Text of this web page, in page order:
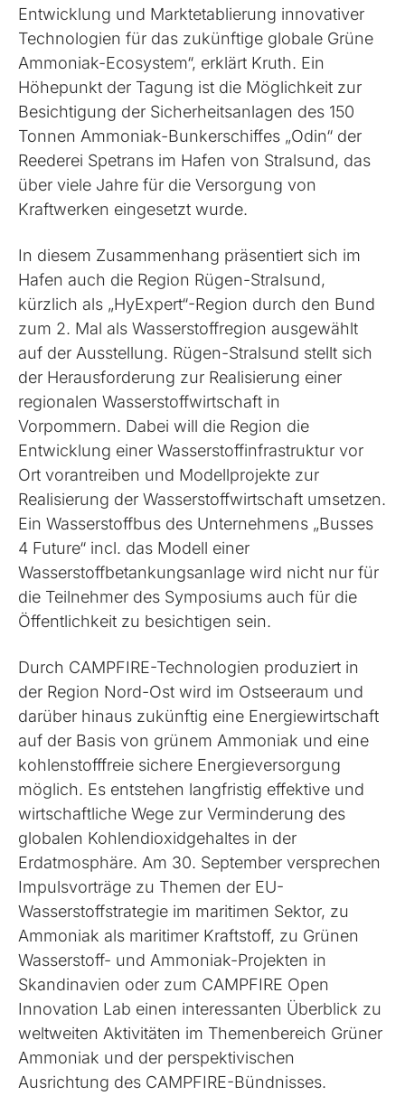
Entwicklung und Marktetablierung innovativer
Technologien für das zukünftige globale Grüne
Ammoniak-Ecosystem“, erklärt Kruth. Ein
Höhepunkt der Tagung ist die Möglichkeit zur
Besichtigung der Sicherheitsanlagen des 150
Tonnen Ammoniak-Bunkerschiffes „Odin“ der
Reederei Spetrans im Hafen von Stralsund, das
über viele Jahre für die Versorgung von
Kraftwerken eingesetzt wurde.
In diesem Zusammenhang präsentiert sich im
Hafen auch die Region Rügen-Stralsund,
kürzlich als „HyExpert“-Region durch den Bund
zum 2. Mal als Wasserstoffregion ausgewählt
auf der Ausstellung. Rügen-Stralsund stellt sich
der Herausforderung zur Realisierung einer
regionalen Wasserstoffwirtschaft in
Vorpommern. Dabei will die Region die
Entwicklung einer Wasserstoffinfrastruktur vor
Ort vorantreiben und Modellprojekte zur
Realisierung der Wasserstoffwirtschaft umsetzen.
Ein Wasserstoffbus des Unternehmens „Busses
4 Future“ incl. das Modell einer
Wasserstoffbetankungsanlage wird nicht nur für
die Teilnehmer des Symposiums auch für die
Öffentlichkeit zu besichtigen sein.
Durch CAMPFIRE-Technologien produziert in
der Region Nord-Ost wird im Ostseeraum und
darüber hinaus zukünftig eine Energiewirtschaft
auf der Basis von grünem Ammoniak und eine
kohlenstofffreie sichere Energieversorgung
möglich. Es entstehen langfristig effektive und
wirtschaftliche Wege zur Verminderung des
globalen Kohlendioxidgehaltes in der
Erdatmosphäre. Am 30. September versprechen
Impulsvorträge zu Themen der EU-
Wasserstoffstrategie im maritimen Sektor, zu
Ammoniak als maritimer Kraftstoff, zu Grünen
Wasserstoff- und Ammoniak-Projekten in
Skandinavien oder zum CAMPFIRE Open
Innovation Lab einen interessanten Überblick zu
weltweiten Aktivitäten im Themenbereich Grüner
Ammoniak und der perspektivischen
Ausrichtung des CAMPFIRE-Bündnisses.